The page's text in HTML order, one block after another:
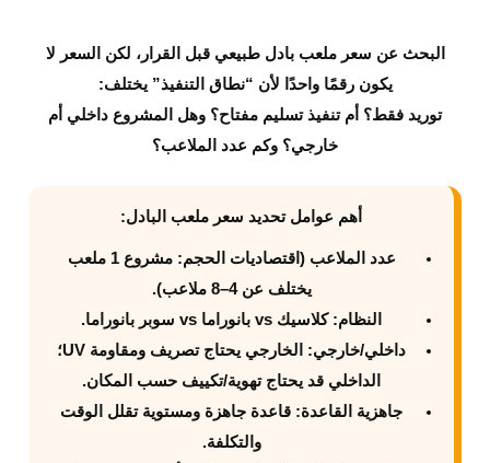
البحث عن سعر ملعب بادل طبيعي قبل القرار، لكن السعر لا
يكون رقمًا واحدًا لأن “نطاق التنفيذ” يختلف:
توريد فقط؟ أمتنفيذ تسليم مفتاح؟ وهل المشروع داخلي أم
خارجي؟ وكم عدد الملاعب؟
أهم عوامل تحديد سعر ملعب البادل:
عدد الملاعب
(اقتصاديات الحجم: مشروع 1 ملعب
يختلف عن 4–8 ملاعب).
النظام: كلاسيك vs بانوراما vs سوبر بانوراما.
داخلي/خارجي
: الخارجي يحتاج تصريف ومقاومة UV؛
الداخلي قد يحتاج تهوية/تكييف حسب المكان.
جاهزية القاعدة: قاعدة جاهزة ومستوية تقلل الوقت
والتكلفة.